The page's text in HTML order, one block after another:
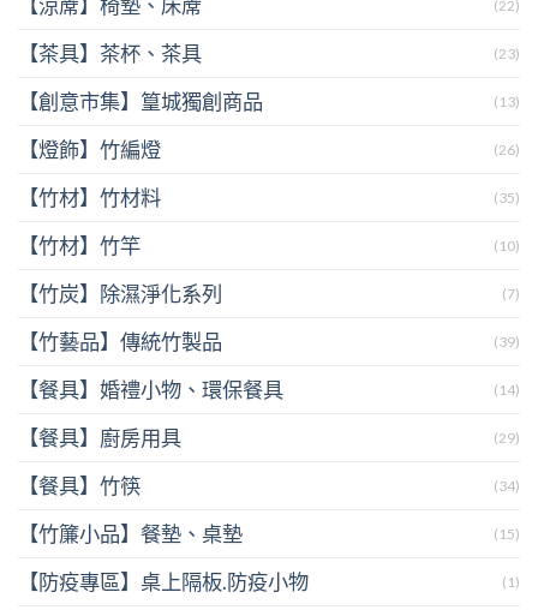
【涼蓆】椅墊、床蓆 (22)
【茶具】茶杯、茶具 (23)
【創意市集】篁城獨創商品 (13)
【燈飾】竹編燈 (26)
【竹材】竹材料 (35)
【竹材】竹竿 (10)
【竹炭】除濕淨化系列 (7)
【竹藝品】傳統竹製品 (39)
【餐具】婚禮小物、環保餐具 (14)
【餐具】廚房用具 (29)
【餐具】竹筷 (34)
【竹簾小品】餐墊、桌墊 (15)
【防疫專區】桌上隔板.防疫小物 (1)